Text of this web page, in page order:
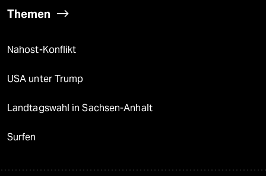
Themen
Nahost-Konflikt
USA unter Trump
Landtagswahl in Sachsen-Anhalt
Surfen